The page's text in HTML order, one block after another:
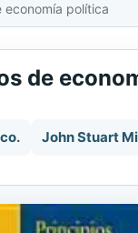
economía política
de
John Stuart